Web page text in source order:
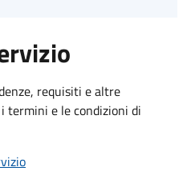
requisiti e altre
termini e le condizioni di